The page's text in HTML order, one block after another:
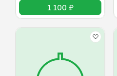
1 100 ₽